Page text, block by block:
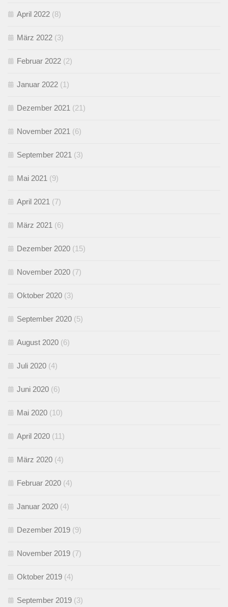
April 2022 (8)
März 2022 (3)
Februar 2022 (2)
Januar 2022 (1)
Dezember 2021 (21)
November 2021 (6)
September 2021 (3)
Mai 2021 (9)
April 2021 (7)
März 2021 (6)
Dezember 2020 (15)
November 2020 (7)
Oktober 2020 (3)
September 2020 (5)
August 2020 (6)
Juli 2020 (4)
Juni 2020 (6)
Mai 2020 (10)
April 2020 (11)
März 2020 (4)
Februar 2020 (4)
Januar 2020 (4)
Dezember 2019 (9)
November 2019 (7)
Oktober 2019 (4)
September 2019 (3)